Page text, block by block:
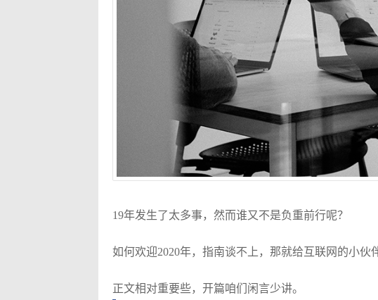
19年发生了太多事，然而谁又不是负重前行呢？
如何欢迎2020年，指南谈不上，那就给互联网的小伙
正文相对重要些，开篇咱们闲言少讲。